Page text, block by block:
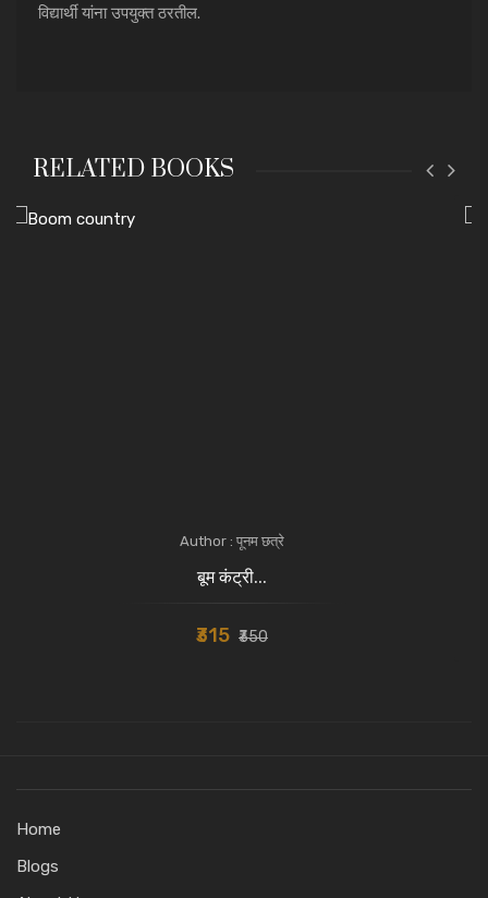
विद्यार्थी यांना उपयुक्त ठरतील.
RELATED BOOKS
Author : पूनम छत्रे
बूम कंट्री...
₹315 ₹350
Home
Blogs